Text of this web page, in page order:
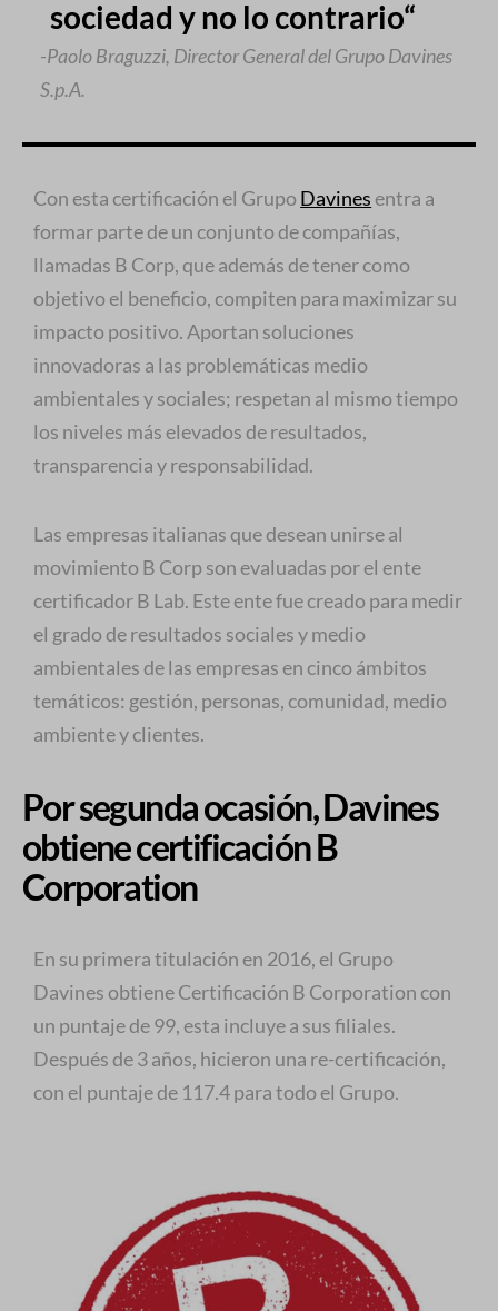
sociedad y no lo contrario“
-Paolo Braguzzi, Director General del Grupo Davines
S.p.A.
Con esta certificación el Grupo Davines entra a
formar parte de un conjunto de compañías,
llamadas B Corp, que además de tener como
objetivo el beneficio, compiten para maximizar su
impacto positivo. Aportan soluciones
innovadoras a las problemáticas medio
ambientales y sociales; respetan al mismo tiempo
los niveles más elevados de resultados,
transparencia y responsabilidad.
Las empresas italianas que desean unirse al
movimiento B Corp son evaluadas por el ente
certificador B Lab. Este ente fue creado para medir
el grado de resultados sociales y medio
ambientales de las empresas en cinco ámbitos
temáticos: gestión, personas, comunidad, medio
ambiente y clientes.
Por segunda ocasión, Davines
obtiene certificación B
Corporation
En su primera titulación en 2016, el Grupo
Davines obtiene Certificación B Corporation con
un puntaje de 99, esta incluye a sus filiales.
Después de 3 años, hicieron una re-certificación,
con el puntaje de 117.4 para todo el Grupo.